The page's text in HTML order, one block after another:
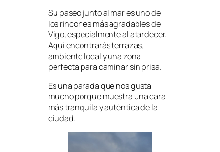
Su paseo junto al mar es uno de
los rincones más agradables de
Vigo, especialmente al atardecer.
Aquí encontrarás terrazas,
ambiente local y una zona
perfecta para caminar sin prisa.
Es una parada que nos gusta
mucho porque muestra una cara
más tranquila y auténtica de la
ciudad.